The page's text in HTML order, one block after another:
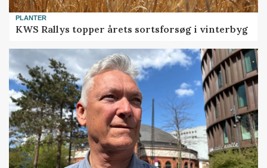
PLANTER
KWS Rallys topper årets sortsforsøg i vinterbyg